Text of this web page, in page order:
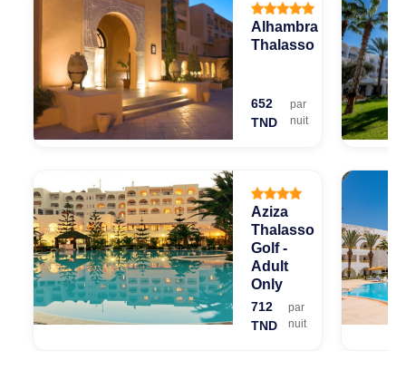
Alhambra
Thalasso
652
TND
par
nuit
Aziza
Thalasso
Golf -
Adult
Only
712
TND
par
nuit